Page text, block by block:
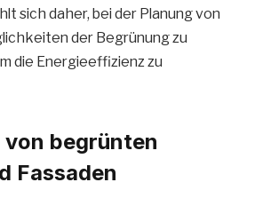
sich daher, bei der Planung von
der Begrünung zu
die Energieeffizienz zu
von begrünten
Fassaden